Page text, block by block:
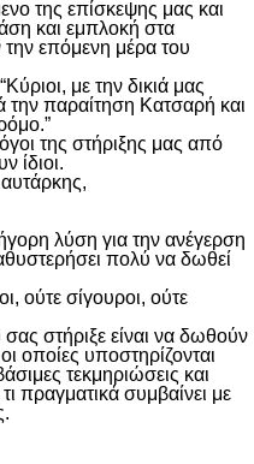
της επίσκεψης μας και
και εμπλοκή στα
την επόμενη μέρα του
με την δικιά μας
την παραίτηση Κατσαρή και
της στήριξης μας από
ίδιοι.
λύση για την ανέγερση
πολύ να δωθεί
ούτε σίγουροι, ούτε
στήριξε είναι να δωθούν
οποίες υποστηρίζονται
τεκμηριώσεις και
πραγματικά συμβαίνει με